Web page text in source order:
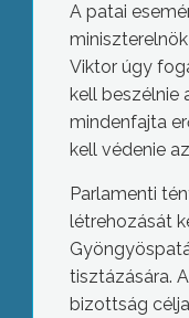
A patai
Viktor úgy
kell beszélnie
mindenfajta
kell védenie
Parlamenti
létrehozását
tisztázására.
bizottság